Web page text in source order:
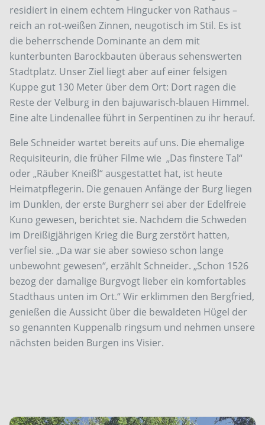
residiert in einem echtem Hingucker von Rathaus –
reich an rot-weißen Zinnen, neugotisch im Stil. Es ist
die beherrschende Dominante an dem mit
kunterbunten Barockbauten überaus sehenswerten
Stadtplatz. Unser Ziel liegt aber auf einer felsigen
Kuppe gut 130 Meter über dem Ort: Dort ragen die
Reste der Velburg in den bajuwarisch-blauen Himmel.
Eine alte Lindenallee führt in Serpentinen zu ihr herauf.
Bele Schneider wartet bereits auf uns. Die ehemalige
Requisiteurin, die früher Filme wie „Das finstere Tal“
oder „Räuber Kneißl“ ausgestattet hat, ist heute
Heimatpflegerin. Die genauen Anfänge der Burg liegen
im Dunklen, der erste Burgherr sei aber der Edelfreie
Kuno gewesen, berichtet sie. Nachdem die Schweden
im Dreißigjährigen Krieg die Burg zerstört hatten,
verfiel sie. „Da war sie aber sowieso schon lange
unbewohnt gewesen“, erzählt Schneider. „Schon 1526
bezog der damalige Burgvogt lieber ein komfortables
Stadthaus unten im Ort.“ Wir erklimmen den Bergfried,
genießen die Aussicht über die bewaldeten Hügel der
so genannten Kuppenalb ringsum und nehmen unsere
nächsten beiden Burgen ins Visier.